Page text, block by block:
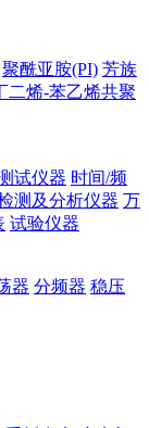
聚酰亚胺(PI) 芳族
二烯-苯乙烯共聚
试仪器 时间/频
测及分析仪器 万
试验仪器
器 分频器 稳压